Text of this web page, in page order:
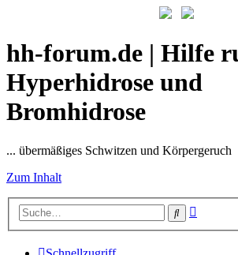
hh-forum.de | Hilfe
Hyperhidrose und
Bromhidrose
... übermäßiges Schwitzen und Körpergeruch
Zum Inhalt
Suche